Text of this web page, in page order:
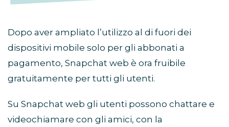
Dopo aver ampliato l’utilizzo al di fuori dei
dispositivi mobile solo per gli abbonati a
pagamento, Snapchat web è ora fruibile
gratuitamente per tutti gli utenti.
Su Snapchat web gli utenti possono chattare e
videochiamare con gli amici, con la